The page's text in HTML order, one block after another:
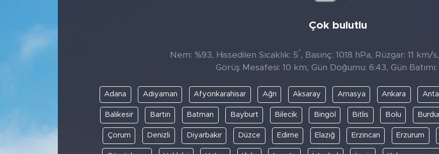
Çok bulutlu
Nem: %93, Hissedilen Sıcaklık: 5°, Basınç: 1018 hPa, Rüzgar: 11 km/
Görüş Mesafesi: 10 km, Gün Doğumu: 6:43, Gün Batımı:
Adana Adıyaman Afyonkarahisar Ağrı Aksaray Amasya Ankara
Balıkesir Bartın Batman Bayburt Bilecik Bingöl Bitlis Bolu
Çorum Denizli Diyarbakır Düzce Edirne Elazığ Erzincan Erzurum